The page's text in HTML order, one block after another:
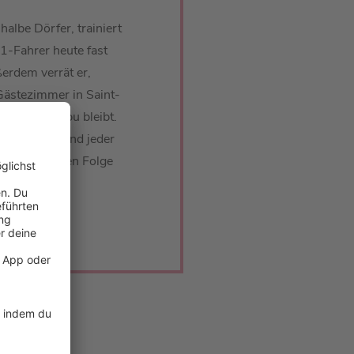
Dörfer, trainiert
Fahrer heute fast
verrät er,
in Saint-
definitiv tabu bleibt.
und jeder
neuen Folge